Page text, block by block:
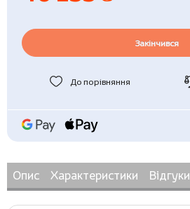
Закінчився
До порівняння
Опис Характеристики Відгуки